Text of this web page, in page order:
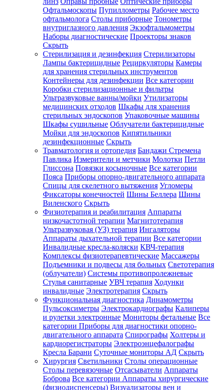
Офтальмоскопы Пупиллометры Рабочее место
офтальмолога Столы приборные Тонометры
внутриглазного давления Экзофтальмометры
Наборы диагностические Проекторы знаков
Скрыть
Стерилизация и дезинфекция Стерилизаторы
Лампы бактерицидные Рециркуляторы Камеры
для хранения стерильных инструментов
Контейнеры для дезинфекции Все категории
Коробки стерилизационные и фильтры
Ультразвуковые ванны/мойки Утилизаторы
медицинских отходов Шкафы для хранения
стерильных эндоскопов Упаковочные машины
Шкафы сушильные Облучатели бактерицидные
Мойки для эндоскопов Кипятильники
дезинфекционные Скрыть
Травматология и ортопедия Бандажи Стремена
Павлика Измерители и метчики Молотки Петли
Глиссона Повязки косыночные Все категории
Пояса Приборы опорно-двигательного аппарата
Спицы для скелетного вытяжения Угломеры
Фиксаторы конечностей Шины Беллера Шины
Виленского Скрыть
Физиотерапия и реабилитация Аппараты
низкочастотной терапии Магнитотерапия
Ультразвуковая (УЗ) терапия Ингаляторы
Аппараты дыхательной терапии Все категории
Инвалидные кресла-коляски КВЧ-терапия
Комплексы физиотерапевтические Массажеры
Подъемники и подвесы для больных Светотерапия
(облучатели) Системы противопролежневые
Стулья санитарные УВЧ терапия Ходунки
инвалидные Электротерапия Скрыть
Функциональная диагностика Динамометры
Пульсоксиметры Электрокардиографы Калиперы
и рулетки электронные Мониторы фетальные Все
категории Приборы для диагностики опорно-
двигательного аппарата Спирографы Холтеры и
кардиорегистраторы Электроэнцефалографы
Кресла Барани Суточные мониторы АД Скрыть
Хирургия Светильники Столы операционные
Столы перевязочные Отсасыватели Аппараты
Боброва Все категории Аппараты хирургические
(физиодиспенсеры) Визуализаторы вен и